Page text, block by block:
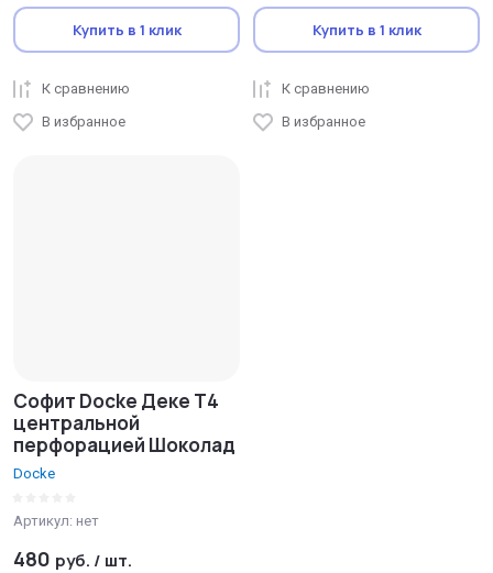
Купить в 1 клик
К сравнению
В избранное
Купить в 1 клик
К сравнению
В избранное
Софит Docke Деке T4
центральной
перфорацией Шоколад
Docke
Артикул: нет
480 руб. / шт.